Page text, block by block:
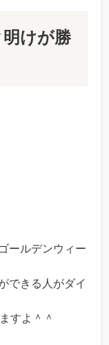
けが勝
ールデンウィー
できる人がダイ
すよ＾＾